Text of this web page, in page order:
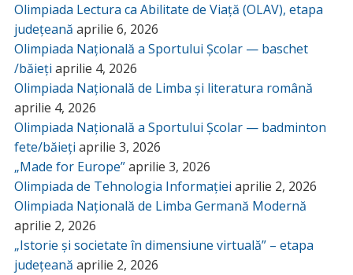
Olimpiada Lectura ca Abilitate de Viață (OLAV), etapa
județeană aprilie 6, 2026
Olimpiada Națională a Sportului Școlar — baschet
/băieți aprilie 4, 2026
Olimpiada Națională de Limba și literatura română
aprilie 4, 2026
Olimpiada Națională a Sportului Școlar — badminton
fete/băieți aprilie 3, 2026
„Made for Europe”aprilie 3, 2026
Olimpiada de Tehnologia Informației aprilie 2, 2026
Olimpiada Națională de Limba Germană Modernă
aprilie 2, 2026
„Istorie și societate în dimensiune virtuală” – etapa
județeană aprilie 2, 2026